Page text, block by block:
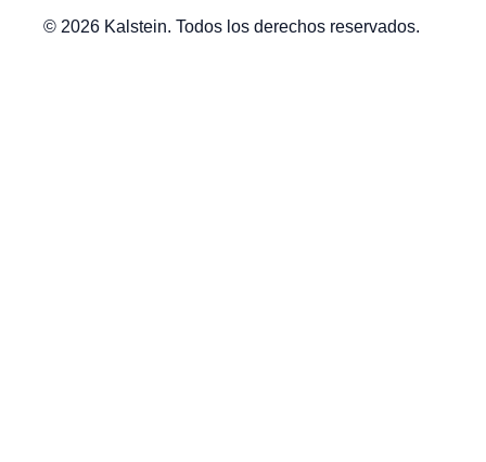
© 2026 Kalstein. Todos los derechos reservados.